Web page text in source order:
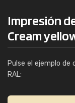
Impresión
Cream
Pulse el ejemplo
RAL: